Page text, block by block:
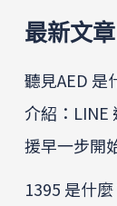
最新文章
聽見AED 是
介紹：LINE
援早一步開
1395 是什